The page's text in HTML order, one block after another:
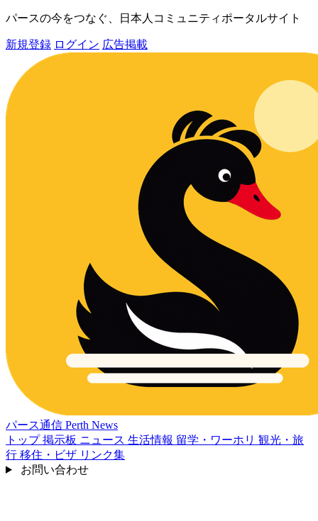
パースの今をつなぐ、日本人コミュニティポータルサイト
新規登録 ログイン 広告掲載
パース通信 Perth News
トップ掲示板 ニュース 生活情報 留学・ワーホリ 観光・旅
行 移住・ビザ リンク集
お問い合わせ